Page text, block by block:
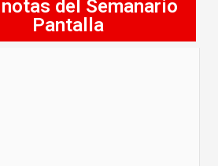
del Semanario
Pantalla